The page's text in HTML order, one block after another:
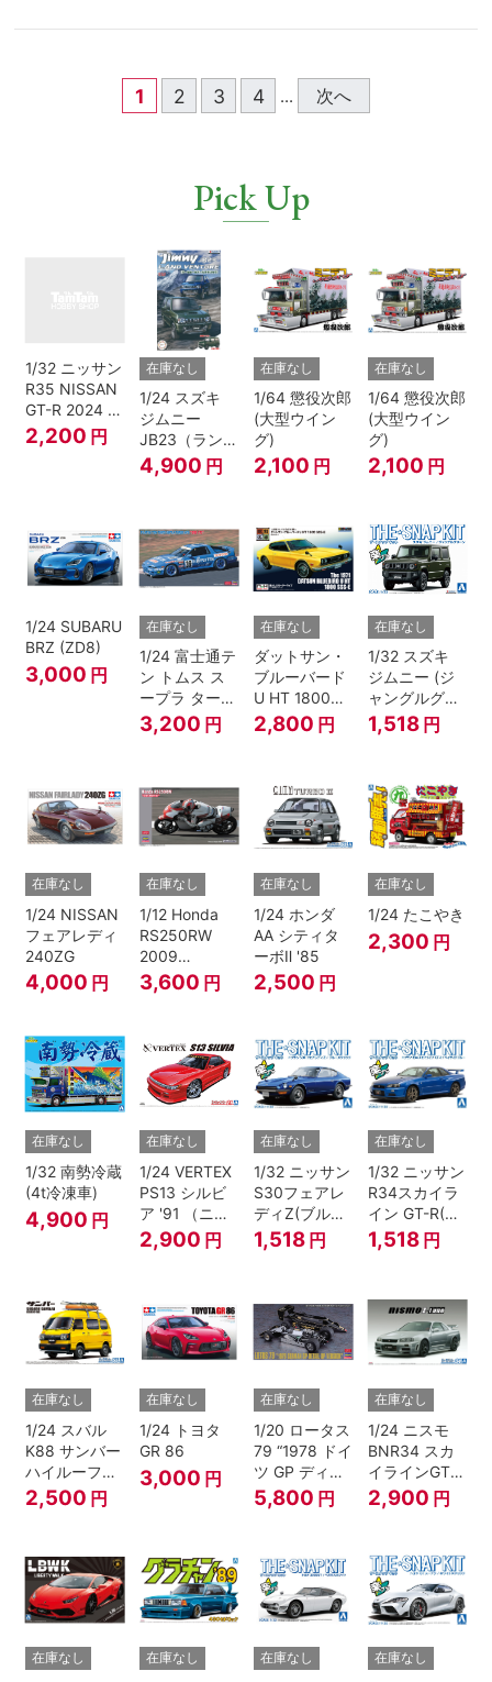
1 2 3 4 ... 次へ
Pick Up
1/32 ニッサン
R35 NISSAN
GT-R 2024 メ
タリックブル
ー
2,200 円
在庫なし
1/24 スズキ
ジムニー
JB23（ランド
ベンチャー/ク
ールカーキパ
4,900 円
在庫なし
1/64 懲役次郎
(大型ウイン
グ)
2,100 円
在庫なし
1/64 懲役次郎
(大型ウイン
グ)
2,100 円
1/24 SUBARU
BRZ (ZD8)
3,000 円
在庫なし
1/24 富士通テ
ン トムス ス
ープラ ターボ
A70 1990
JTC
3,200 円
在庫なし
ダットサン・
ブルーバード
U HT 1800
SSS-E
2,800 円
在庫なし
1/32 スズキ
ジムニー (ジ
ャングルグリ
ー ン)
1,518 円
在庫なし
1/24 NISSAN
フェアレディ
240ZG
4,000 円
在庫なし
1/12 Honda
RS250RW
2009
WGP250
3,600 円
在庫なし
1/24 ホンダ
AA シティタ
ーボⅡ '85
2,500 円
在庫なし
1/24 たこやき
2,300 円
在庫なし
1/32 南勢冷蔵
(4t冷凍車)
4,900 円
在庫なし
1/24 VERTEX
PS13 シルビ
ア '91 （ニッ
サン）
2,900 円
在庫なし
1/32 ニッサン
S30フェアレ
ディZ(ブルー
メタリック)
1,518 円
在庫なし
1/32 ニッサン
R34スカイラ
イン GT-R(ベ
イサイドブル
ー)
1,518 円
在庫なし
1/24 スバル
K88 サンバー
ハイルーフ
4WD '80
2,500 円
在庫なし
1/24 トヨタ
GR 86
3,000 円
在庫なし
1/20 ロータス
79 “1978 ドイ
ツ GP ディテ
ールアップ バ
ージョン”
5,800 円
在庫なし
1/24 ニスモ
BNR34 スカ
イラインGT-R
Z-tune '04
2,900 円
在庫なし 在庫なし 在庫なし 在庫なし